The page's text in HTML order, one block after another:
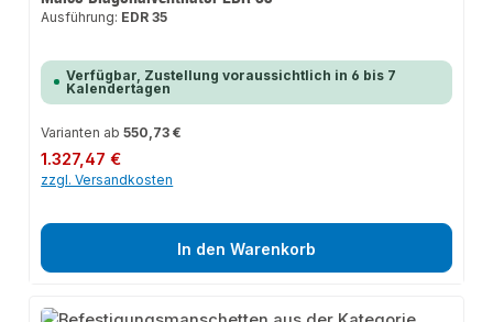
Ausführung: EDR 35
Verfügbar, Zustellung voraussichtlich in 6 bis 7
Kalendertagen
Varianten ab 550,73 €
Regulärer Preis:
1.327,47 €
zzgl. Versandkosten
In den Warenkorb